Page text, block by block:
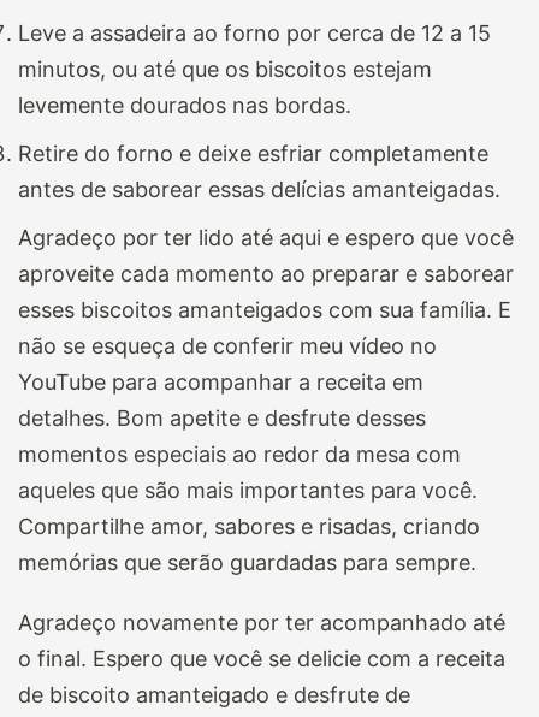
Leve a assadeira ao forno por cerca de 12 a 15
minutos, ou até que os biscoitos estejam
levemente dourados nas bordas.
Retire do forno e deixe esfriar completamente
antes de saborear essas delícias amanteigadas.
Agradeço por ter lido até aqui e espero que você
aproveite cada momento ao preparar e saborear
esses biscoitos amanteigados com sua família. E
não se esqueça de conferir meu vídeo no
YouTube para acompanhar a receita em
detalhes. Bom apetite e desfrute desses
momentos especiais ao redor da mesa com
aqueles que são mais importantes para você.
Compartilhe amor, sabores e risadas, criando
memórias que serão guardadas para sempre.
Agradeço novamente por ter acompanhado até
o final. Espero que você se delicie com a receita
de biscoito amanteigado e desfrute de